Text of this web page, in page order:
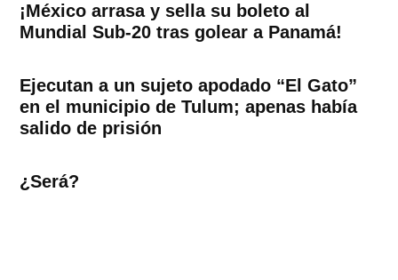
¡México arrasa y sella su boleto al
Mundial Sub-20 tras golear a Panamá!
Ejecutan a un sujeto apodado “El Gato”
en el municipio de Tulum; apenas había
salido de prisión
¿Será?